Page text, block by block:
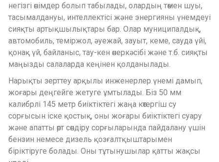
негізгі өнімдер болып табылады, олардың төмен шуы,
тасымалдануы, интеллектісі және энергияны үнемдеуі
сияқты артықшылықтары бар. Олар муниципалдық,
автомобиль, теміржол, әуежай, зауыт, кеме, сауда үйі,
қонақ үй, байланыс, тау-кен өнеркәсібі және т.б. сияқты
маңызды салаларда кеңінен қолданылады.
Нарықты зерттеу арқылы инженерлер үнемі дамып,
жоғары деңгейге жетуге ұмтылады. Біз 50 мм
калибрлі 145 метр биіктіктегі жаңа көтергіш су
сорғысын іске қостық, оны жоғары биіктіктегі суару
және апатты өрт сөндіру сорғыларында пайдалану үшін
бензин немесе дизель қозғалтқыштарымен
біріктіруге болады. Оны тұтынушылар қатты жақсы